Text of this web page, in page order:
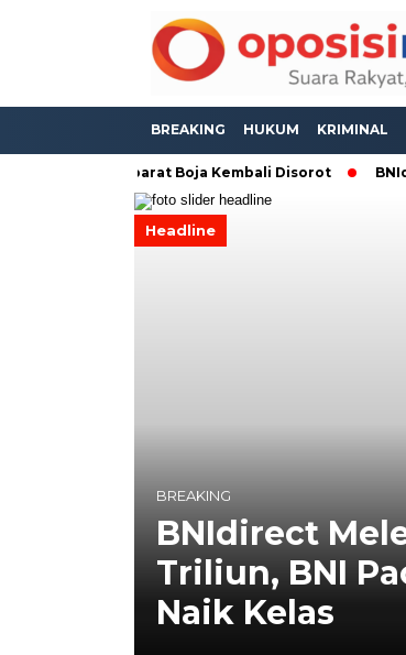
BREAKING HUKUM KRIMINAL
Aparat Boja Kembali Disorot BNIdirect
Headline
BREAKING
BNIdirect
Triliun, BNI
Naik Kelas